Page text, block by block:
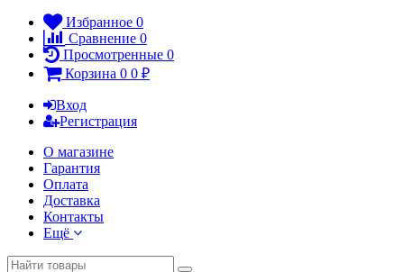
Избранное 0
Сравнение 0
Просмотренные 0
Корзина 0 0 ₽
Вход
Регистрация
О магазине
Гарантия
Оплата
Доставка
Контакты
Ещё